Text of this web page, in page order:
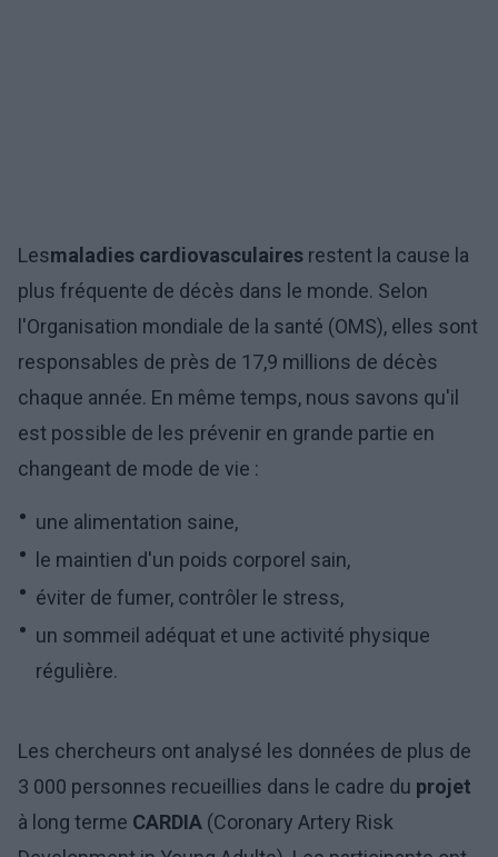
Lesmaladies cardiovasculaires restent la cause la
plus fréquente de décès dans le monde. Selon
l'Organisation mondiale de la santé (OMS), elles sont
responsables de près de 17,9 millions de décès
chaque année. En même temps, nous savons qu'il
est possible de les prévenir en grande partie en
changeant de mode de vie :
une alimentation saine,
le maintien d'un poids corporel sain,
éviter de fumer, contrôler le stress,
un sommeil adéquat et une activité physique
régulière.
Les chercheurs ont analysé les données de plus de
3 000 personnes recueillies dans le cadre du projet
à long terme CARDIA (Coronary Artery Risk